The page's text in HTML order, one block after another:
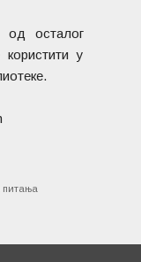
од осталог
у
питања